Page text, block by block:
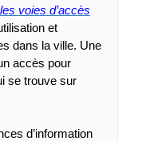
voies d’accès
et
dans la ville. Une
accès pour
se trouve sur
d’information